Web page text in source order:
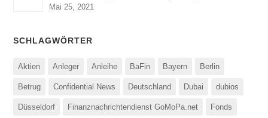
Mai 25, 2021
SCHLAGWÖRTER
Aktien Anleger Anleihe BaFin Bayern Berlin
Betrug Confidential News Deutschland Dubai dubios
Düsseldorf Finanznachrichtendienst GoMoPa.net Fonds